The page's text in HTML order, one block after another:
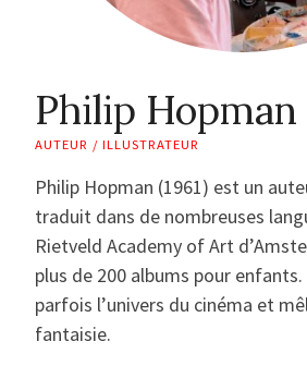
Philip Hopman
AUTEUR / ILLUSTRATEUR
Philip Hopman (1961) est un
traduit dans de nombreuses
Rietveld Academy of Art
plus de 200 albums pour
parfois l’univers du cinéma et
fantaisie.